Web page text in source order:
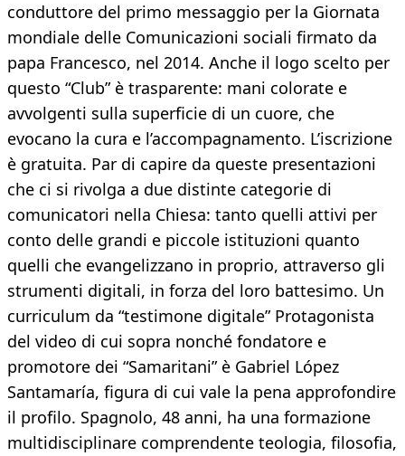
conduttore del primo messaggio per la Giornata
mondiale delle Comunicazioni sociali firmato da
papa Francesco, nel 2014. Anche il logo scelto per
questo “Club” è trasparente: mani colorate e
avvolgenti sulla superficie di un cuore, che
evocano la cura e l’accompagnamento. L’iscrizione
è gratuita. Par di capire da queste presentazioni
che ci si rivolga a due distinte categorie di
comunicatori nella Chiesa: tanto quelli attivi per
conto delle grandi e piccole istituzioni quanto
quelli che evangelizzano in proprio, attraverso gli
strumenti digitali, in forza del loro battesimo. Un
curriculum da “testimone digitale” Protagonista
del video di cui sopra nonché fondatore e
promotore dei “Samaritani” è Gabriel López
Santamaría, figura di cui vale la pena approfondire
il profilo. Spagnolo, 48 anni, ha una formazione
multidisciplinare comprendente teologia, filosofia,